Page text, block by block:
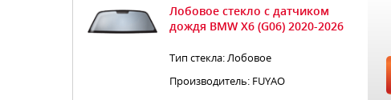
Лобовое стекло с датчиком
дождя BMW X6 (G06) 2020-2026
Тип стекла: Лобовое
Производитель: FUYAO